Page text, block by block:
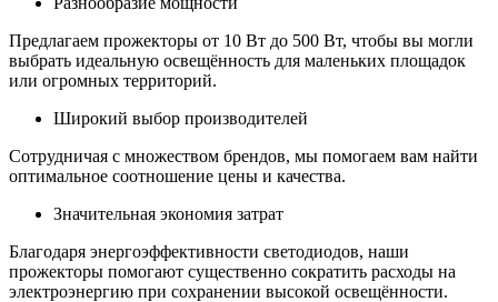
Предлагаем прожекторы от 10 Вт до 500 Вт, чтобы вы могли
выбрать идеальную освещённость для маленьких площадок
или огромных территорий.
Широкий выбор производителей
Сотрудничая с множеством брендов, мы помогаем вам найти
оптимальное соотношение цены и качества.
Значительная экономия затрат
Благодаря энергоэффективности светодиодов, наши
прожекторы помогают существенно сократить расходы на
электроэнергию при сохранении высокой освещённости.